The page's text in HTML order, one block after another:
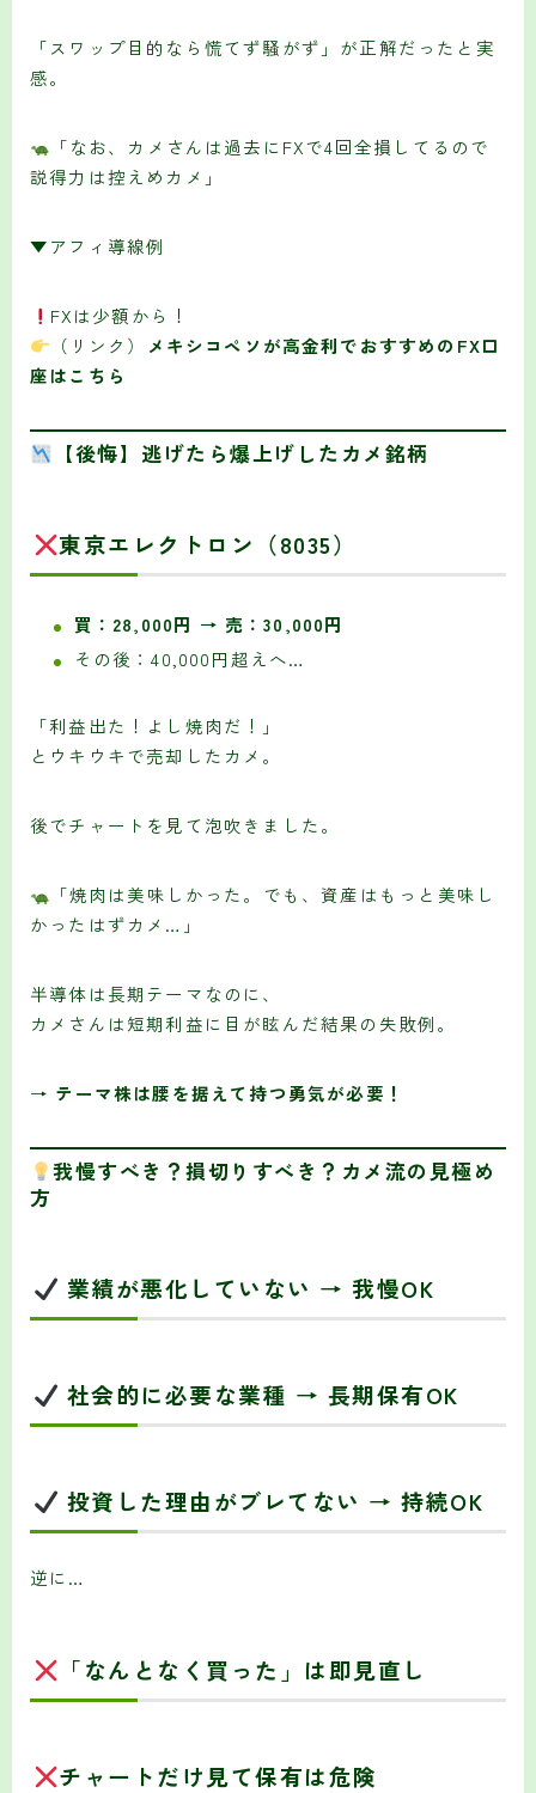
「スワップ目的なら慌てず騒がず」が正解だったと実
感。
「なお、カメさんは過去にFXで4回全損してるので
説得力は控えめカメ」
▼アフィ導線例
FXは少額から！
（リンク）
メキシコペソが高金利でおすすめのFX口
座はこちら
【後悔】逃げたら爆上げしたカメ銘柄
東京エレクトロン（8035）
買：28,000円 → 売：30,000円
その後：40,000円超えへ…
「利益出た！よし焼肉だ！」
とウキウキで売却したカメ。
後でチャートを見て泡吹きました。
「焼肉は美味しかった。でも、資産はもっと美味し
かったはずカメ…」
半導体は長期テーマなのに、
カメさんは短期利益に目が眩んだ結果の失敗例。
→ テーマ株は腰を据えて持つ勇気が必要！
我慢すべき？損切りすべき？カメ流の見極め
方
業績が悪化していない → 我慢OK
社会的に必要な業種 → 長期保有OK
投資した理由がブレてない → 持続OK
逆に…
「なんとなく買った」は即見直し
チャートだけ見て保有は危険